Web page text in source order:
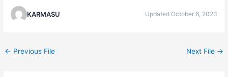
KARMASU Updated October 6, 2023
← Previous File Next File →